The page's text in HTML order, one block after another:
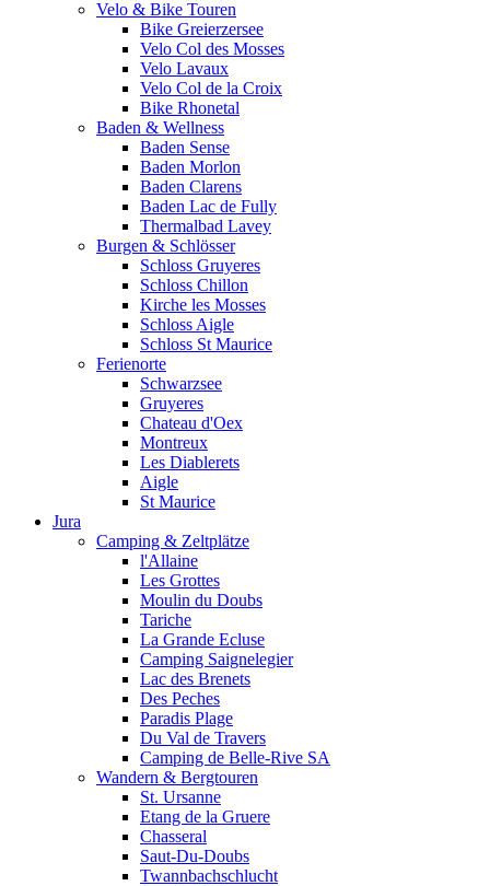
Velo & Bike Touren
Bike Greierzersee
Velo Col des Mosses
Velo Lavaux
Velo Col de la Croix
Bike Rhonetal
Baden & Wellness
Baden Sense
Baden Morlon
Baden Clarens
Baden Lac de Fully
Thermalbad Lavey
Burgen & Schlösser
Schloss Gruyeres
Schloss Chillon
Kirche les Mosses
Schloss Aigle
Schloss St Maurice
Ferienorte
Schwarzsee
Gruyeres
Chateau d'Oex
Montreux
Les Diablerets
Aigle
St Maurice
Jura
Camping & Zeltplätze
l'Allaine
Les Grottes
Moulin du Doubs
Tariche
La Grande Ecluse
Camping Saignelegier
Lac des Brenets
Des Peches
Paradis Plage
Du Val de Travers
Camping de Belle-Rive SA
Wandern & Bergtouren
St. Ursanne
Etang de la Gruere
Chasseral
Saut-Du-Doubs
Twannbachschlucht